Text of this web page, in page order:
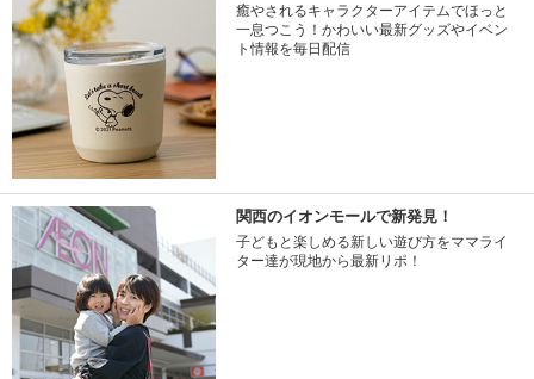
癒やされるキャラクターアイテムでほっと
一息つこう！かわいい最新グッズやイベン
ト情報を毎日配信
関西のイオンモールで新発見！
子どもと楽しめる新しい遊び方をママライ
ター達が現地から最新リポ！